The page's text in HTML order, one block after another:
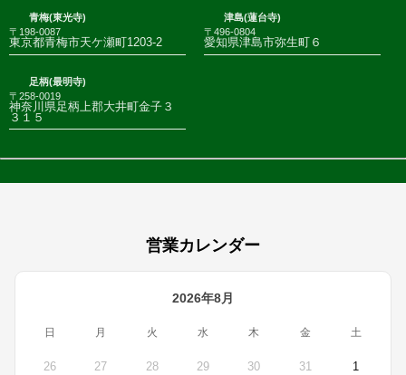
青梅(東光寺)
〒198-0087
東京都青梅市天ケ瀬町1203-2
津島(蓮台寺)
〒496-0804
愛知県津島市弥生町６
足柄(最明寺)
〒258-0019
神奈川県足柄上郡大井町金子３
３１５
営業カレンダー
2026年8月
日 月 火 水 木 金 土
26 27 28 29 30 31 1